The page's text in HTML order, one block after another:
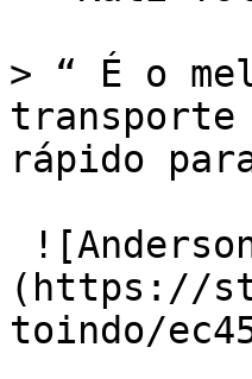
> “ É o
transporte
rápido
(https://
toindo/